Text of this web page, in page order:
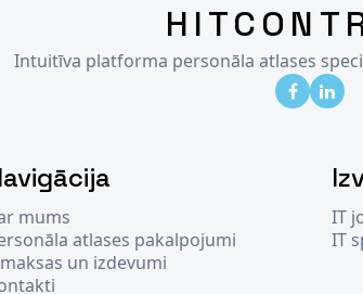
Intuitīva platforma personāla atlases
mums
atlases pakalpojumi
un izdevumi
IT
IT